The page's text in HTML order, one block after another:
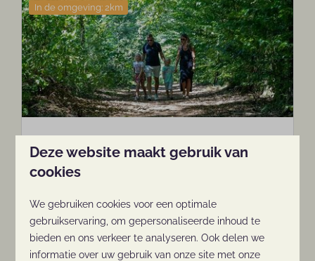
In de omgeving: 2km
Kwintelooijen
Het dagrecreatieterrein Kwintelooijen ligt in
Een prachtige gebied om te wandelen en
te fietsen.
Deze website maakt gebruik van
cookies
We gebruiken cookies voor een optimale
gebruikservaring, om gepersonaliseerde inhoud te
bieden en ons verkeer te analyseren. Ook delen we
informatie over uw gebruik van onze site met onze